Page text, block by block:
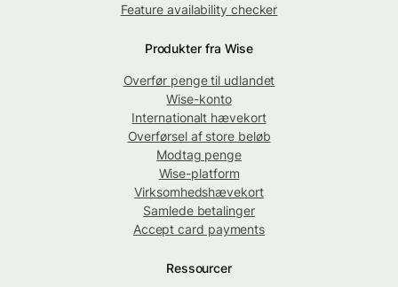
Feature availability checker
Produkter fra Wise
Overfør penge til udlandet
Wise-konto
Internationalt hævekort
Overførsel af store beløb
Modtag penge
Wise-platform
Virksomhedshævekort
Samlede betalinger
Accept card payments
Ressourcer